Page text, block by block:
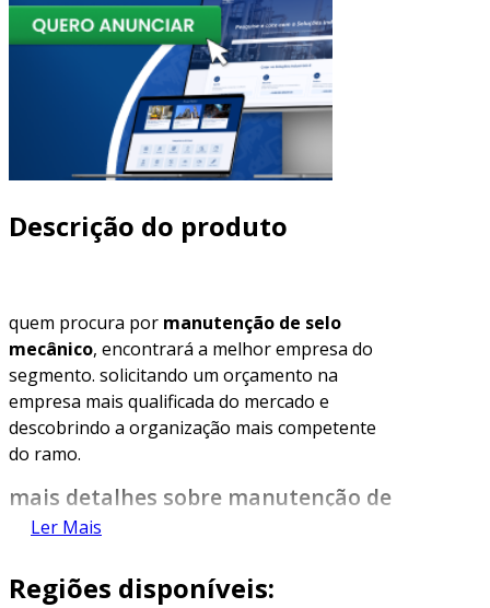
Descrição do produto
quem procura por manutenção de selo
mecânico, encontrará a melhor empresa do
segmento. solicitando um orçamento na
empresa mais qualificada do mercado e
descobrindo a organização mais competente
do ramo.
mais detalhes sobre manutenção de
selo mecânico
mecânicoem uma empresa comprometida
Ler Mais
Regiões disponíveis: